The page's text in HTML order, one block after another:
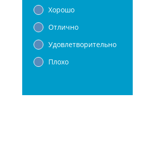
Хорошо
Отлично
Удовлетворительно
Плохо